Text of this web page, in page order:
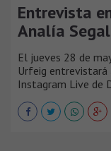
Entrevista
Analía Segal
El jueves 28 de
Urfeig entrevistará
Instagram Live de